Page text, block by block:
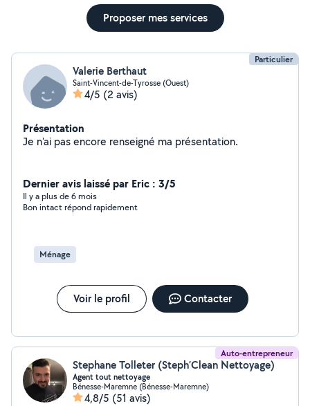
Proposer mes services
Particulier
Valerie Berthaut
Saint-Vincent-de-Tyrosse (Ouest)
4/5 (2 avis)
Présentation
Je n'ai pas encore renseigné ma présentation.
Dernier avis laissé par Eric : 3/5
Il y a plus de 6 mois
Bon intact répond rapidement
Ménage
Voir le profil Contacter
Auto-entrepreneur
Stephane Tolleter (Steph’Clean Nettoyage)
Agent tout nettoyage
Bénesse-Maremne (Bénesse-Maremne)
4,8/5 (51 avis)